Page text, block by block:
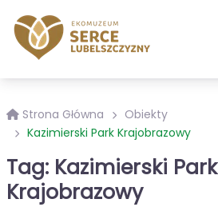
Strona Główna
Obiekty
Kazimierski Park Krajobrazowy
Tag: Kazimierski Park
Krajobrazowy